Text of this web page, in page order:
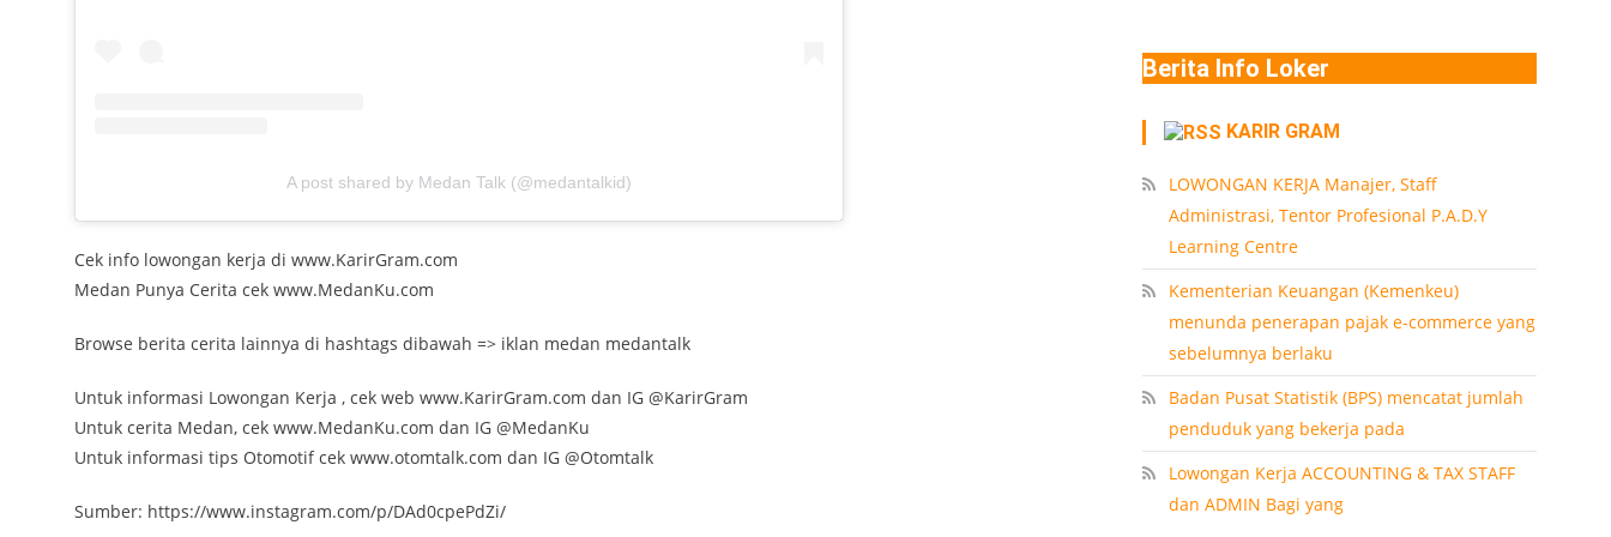
A post shared by Medan Talk (@medantalkid)
Cek info lowongan kerja di www.KarirGram.com
Medan Punya Cerita cek www.MedanKu.com
Browse berita cerita lainnya di hashtags dibawah => iklan medan medantalk
Untuk informasi Lowongan Kerja , cek web www.KarirGram.com dan IG @KarirGram
Untuk cerita Medan, cek www.MedanKu.com dan IG @MedanKu
Untuk informasi tips Otomotif cek www.otomtalk.com dan IG @Otomtalk
Sumber: https://www.instagram.com/p/DAd0cpePdZi/
Berita Info Loker
KARIR GRAM
LOWONGAN KERJA Manajer, Staff
Administrasi, Tentor Profesional P.A.D.Y
Learning Centre
Kementerian Keuangan (Kemenkeu)
menunda penerapan pajak e-commerce yang
sebelumnya berlaku
Badan Pusat Statistik (BPS) mencatat jumlah
penduduk yang bekerja pada
Lowongan Kerja ACCOUNTING & TAX STAFF
dan ADMIN Bagi yang